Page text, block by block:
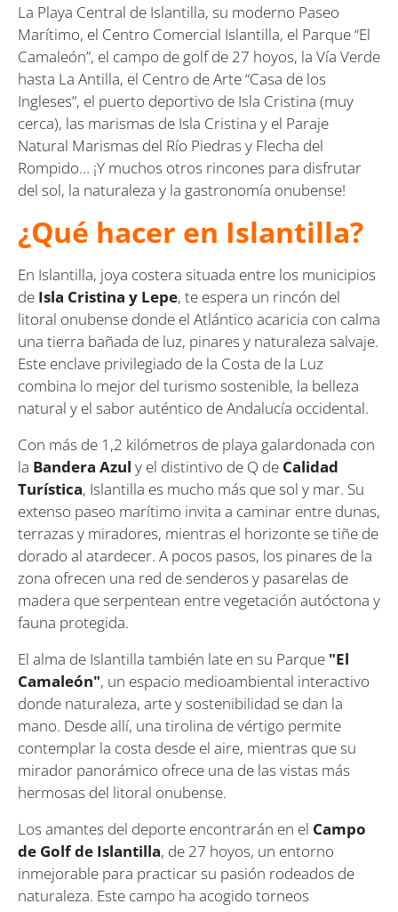
La Playa Central de Islantilla, su moderno Paseo
Marítimo, el Centro Comercial Islantilla, el Parque “El
Camaleón”, el campo de golf de 27 hoyos, la Vía Verde
hasta La Antilla, el Centro de Arte “Casa de los
Ingleses”, el puerto deportivo de Isla Cristina (muy
cerca), las marismas de Isla Cristina y el Paraje
Natural Marismas del Río Piedras y Flecha del
Rompido… ¡Y muchos otros rincones para disfrutar
del sol, la naturaleza y la gastronomía onubense!
¿Qué hacer en Islantilla?
En Islantilla, joya costera situada entre los municipios
de Isla Cristina y Lepe, te espera un rincón del
litoral onubense donde el Atlántico acaricia con calma
una tierra bañada de luz, pinares y naturaleza salvaje.
Este enclave privilegiado de la Costa de la Luz
combina lo mejor del turismo sostenible, la belleza
natural y el sabor auténtico de Andalucía occidental.
Con más de 1,2 kilómetros de playa galardonada con
la Bandera Azul y el distintivo de Q de Calidad
Turística, Islantilla es mucho más que sol y mar. Su
extenso paseo marítimo invita a caminar entre dunas,
terrazas y miradores, mientras el horizonte se tiñe de
dorado al atardecer. A pocos pasos, los pinares de la
zona ofrecen una red de senderos y pasarelas de
madera que serpentean entre vegetación autóctona y
fauna protegida.
El alma de Islantilla también late en su Parque "El
Camaleón", un espacio medioambiental interactivo
donde naturaleza, arte y sostenibilidad se dan la
mano. Desde allí, una tirolina de vértigo permite
contemplar la costa desde el aire, mientras que su
mirador panorámico ofrece una de las vistas más
hermosas del litoral onubense.
Los amantes del deporte encontrarán en el Campo
de Golf de Islantilla, de 27 hoyos, un entorno
inmejorable para practicar su pasión rodeados de
naturaleza. Este campo ha acogido torneos